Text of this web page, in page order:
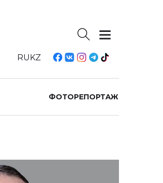
RUKZ
ФОТОРЕПОРТАЖ